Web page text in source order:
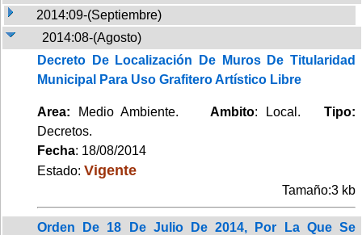
2014:09-(Septiembre)
2014:08-(Agosto)
Decreto De Localización De Muros De Titularidad
Municipal Para Uso Grafitero Artístico Libre
Area: Medio Ambiente.Ambito: Local.Tipo:
Decretos.
Fecha: 18/08/2014
Estado: Vigente
Tamaño:3 kb
Orden De 18 De Julio De 2014, Por La Que Se